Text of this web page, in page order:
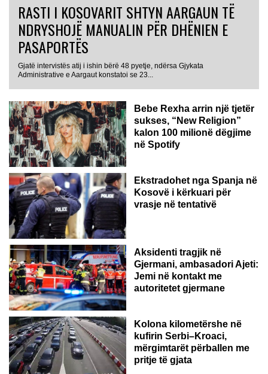
RASTI I KOSOVARIT SHTYN AARGAUN TË
NDRYSHOJË MANUALIN PËR DHËNIEN E
PASAPORTËS
Gjatë intervistës atij i ishin bërë 48 pyetje, ndërsa Gjykata
Administrative e Aargaut konstatoi se 23...
Bebe Rexha arrin një tjetër
sukses, “New Religion”
kalon 100 milionë dëgjime
në Spotify
Ekstradohet nga Spanja në
Kosovë i kërkuari për
vrasje në tentativë
GJERMANI
Aksidenti tragjik në
Gjermani, ambasadori Ajeti:
Jemi në kontakt me
autoritetet gjermane
Kolona kilometërshe në
kufirin Serbi–Kroaci,
mërgimtarët përballen me
pritje të gjata